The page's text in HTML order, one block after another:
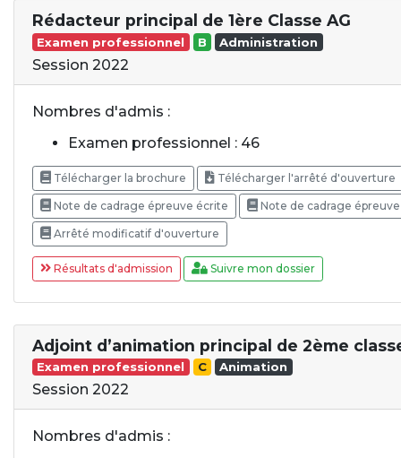
Rédacteur principal de 1ère Classe AG
Examen professionnel B Administration
Session 2022
Nombres d'admis :
Examen professionnel : 46
Télécharger la brochure Télécharger l'arrêté d'ouverture
Note de cadrage épreuve écrite Note de cadrage
Arrêté modificatif d'ouverture
Résultats d'admission Suivre mon dossier
Adjoint d’animation principal de 2ème
Examen professionnel C Animation
Session 2022
Nombres d'admis :